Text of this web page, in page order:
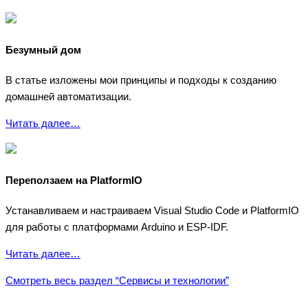
Безумный дом
В статье изложены мои принципы и подходы к созданию
домашней автоматизации.
Читать далее…
Переползаем на PlatformIO
Устанавливаем и настраиваем Visual Studio Code и PlatformIO
для работы с платформами Arduino и ESP-IDF.
Читать далее…
Смотреть весь раздел “Сервисы и технологии”